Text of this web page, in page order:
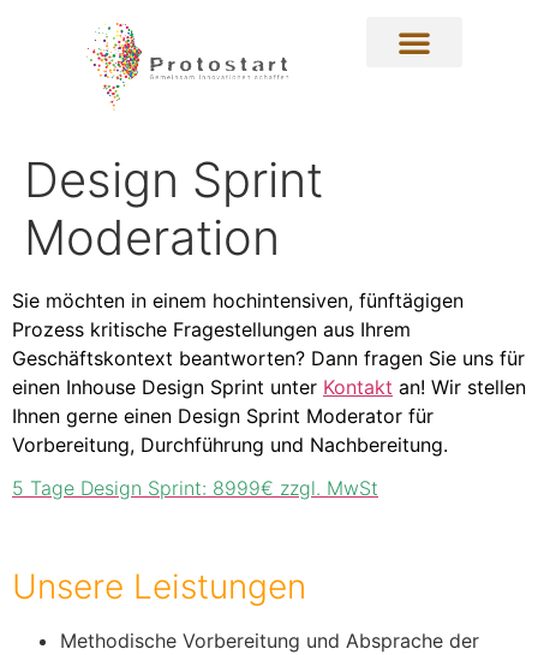
Design Sprint
Moderation
Sie möchten in einem hochintensiven, fünftägigen
Prozess kritische Fragestellungen aus Ihrem
Geschäftskontext beantworten? Dann fragen Sie uns für
einen Inhouse Design Sprint unter Kontakt an! Wir stellen
Ihnen gerne einen Design Sprint Moderator für
Vorbereitung, Durchführung und Nachbereitung.
5 Tage Design Sprint: 8999€ zzgl. MwSt
Unsere Leistungen
Methodische Vorbereitung und Absprache der